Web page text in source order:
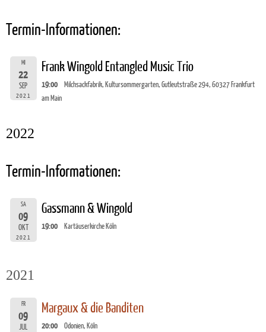
Termin-Informationen:
MI
22
SEP
2021
Frank Wingold Entangled Music Trio
19:00
Milchsackfabrik, Kultursommergarten, Gutleutstraße 294, 60327 Frankfurt
am Main
2022
Termin-Informationen:
SA
09
OKT
2021
Gassmann & Wingold
19:00 Kartäuserkirche Köln
2021
FR
09
JUL
Margaux & die Banditen
20:00 Odonien, Köln